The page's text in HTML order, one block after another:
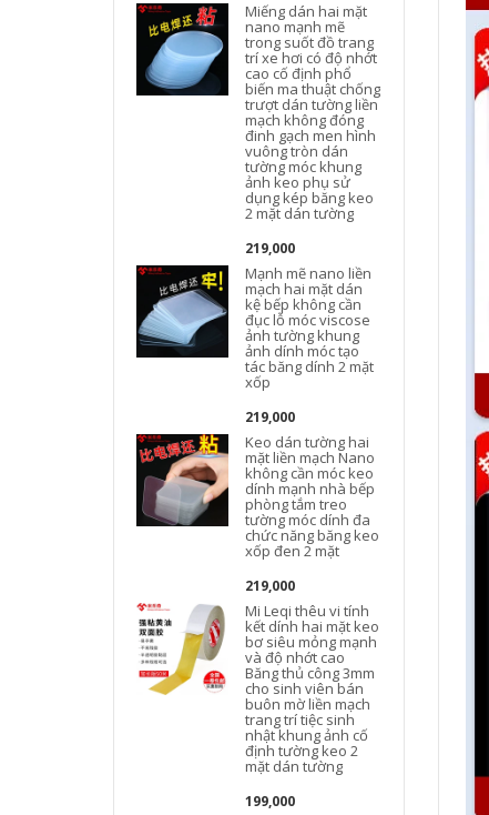
Miếng dán hai mặt
nano mạnh mẽ
trong suốt đồ trang
trí xe hơi có độ nhớt
cao cố định phổ
biến ma thuật chống
trượt dán tường liền
mạch không đóng
đinh gạch men hình
vuông tròn dán
tường móc khung
ảnh keo phụ sử
dụng kép băng keo
2 mặt dán tường
219,000
Mạnh mẽ nano liền
mạch hai mặt dán
kệ bếp không cần
đục lỗ móc viscose
ảnh tường khung
ảnh dính móc tạo
tác băng dính 2 mặt
xốp
219,000
Keo dán tường hai
mặt liền mạch Nano
không cần móc keo
dính mạnh nhà bếp
phòng tắm treo
tường móc dính đa
chức năng băng keo
xốp đen 2 mặt
219,000
Mi Leqi thêu vi tính
kết dính hai mặt keo
bơ siêu mỏng mạnh
và độ nhớt cao
Băng thủ công 3mm
cho sinh viên bán
buôn mờ liền mạch
trang trí tiệc sinh
nhật khung ảnh cố
định tường keo 2
mặt dán tường
199,000